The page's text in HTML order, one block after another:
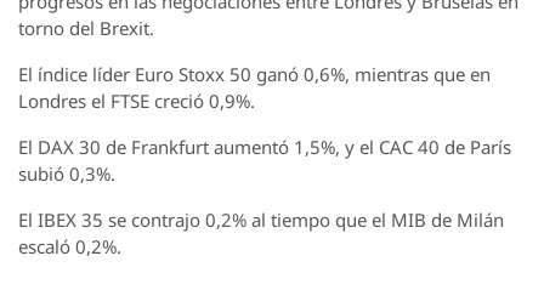
torno del Brexit.
El índice líder Euro Stoxx 50 ganó 0,6%, mientras que en
Londres el FTSE creció 0,9%.
El DAX 30 de Frankfurt aumentó 1,5%, y el CAC 40 de París
subió 0,3%.
El IBEX 35 se contrajo 0,2% al tiempo que el MIB de Milán
escaló 0,2%.